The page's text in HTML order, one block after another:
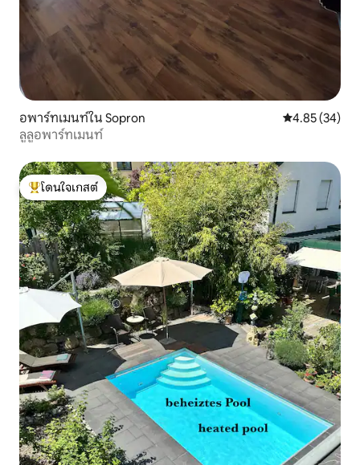
อพาร์ทเมนท์ใน Sopron คะแนนเฉลี่ย
4.85 (34)
ลูลูอพาร์ทเมนท์
โดนใจเกสต์ที่สุด
โดนใจเกสต์